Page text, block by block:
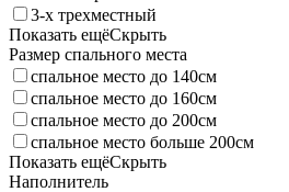
3-x трехместный
Показать ещёСкрыть
Размер спального места
спальное место до 140см
спальное место до 160см
спальное место до 200см
спальное место больше 200см
Показать ещёСкрыть
Наполнитель